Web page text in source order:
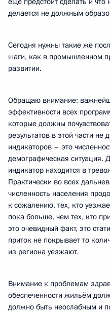
делается не должным
Сегодня нужны такие же
шаги, как в промышленном
развитии.
Обращаю внимание:
эффективности всех
которые должны
результатов в этой части
индикаторов – это
демографическая ситуация.
индикатор находится в
Практически во всех
численность населения
к сожалению, тех, кто
пока больше, чем тех, кто
это очевидный факт, это
приток не покрывает то
из региона уезжают.
Внимание к проблемам
обеспеченности жильём
должно быть неослабным и